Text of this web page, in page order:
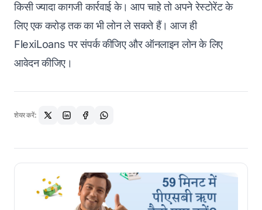
किसी ज्यादा कागजी कार्रवाई के। आप चाहे तो अपने रेस्टोरेंट के
लिए एक करोड़ तक का भी लोन ले सकते हैं। आज ही
FlexiLoans पर संपर्क कीजिए और ऑनलाइन लोन के लिए
आवेदन कीजिए।
शेयर करें: